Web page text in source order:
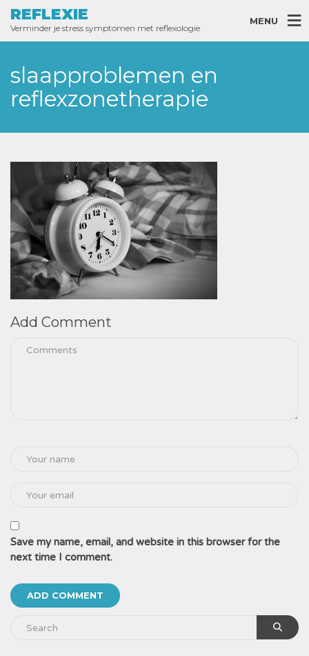
REFLEXIE
Verminder je stress symptomen met reflexologie
MENU
slaapproblemen en
reflexzonetherapie
Add Comment
Save my name, email, and website in this browser for the
next time I comment.